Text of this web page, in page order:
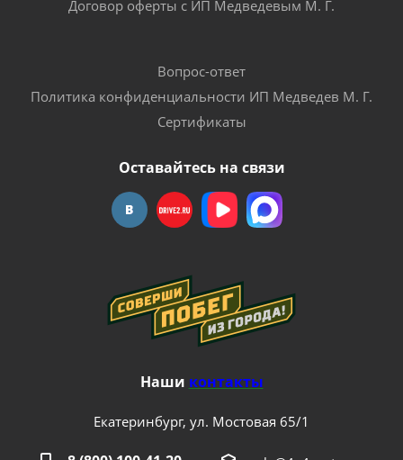
Договор оферты с ИП Медведевым М. Г.
Вопрос-ответ
Политика конфиденциальности ИП Медведев М. Г.
Сертификаты
Оставайтесь на связи
Наши контакты
Екатеринбург, ул. Мостовая 65/1